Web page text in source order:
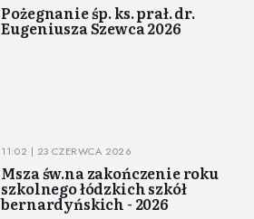
Pożegnanie śp. ks. prał. dr.
Eugeniusza Szewca 2026
11:02 | 23 CZERWCA 2026
Msza św.na zakończenie roku
szkolnego łódzkich szkół
bernardyńskich - 2026